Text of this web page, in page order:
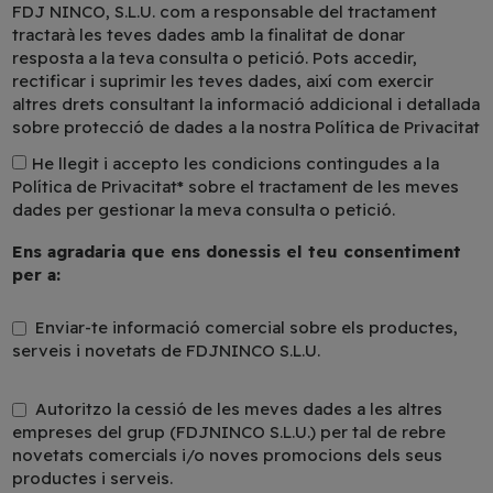
FDJ NINCO, S.L.U. com a responsable del tractament
tractarà les teves dades amb la finalitat de donar
resposta a la teva consulta o petició. Pots accedir,
rectificar i suprimir les teves dades, així com exercir
altres drets consultant la informació addicional i detallada
sobre protecció de dades a la nostra Política de Privacitat
He llegit i accepto les condicions contingudes a la
Política de Privacitat* sobre el tractament de les meves
dades per gestionar la meva consulta o petició.
Ens agradaria que ens donessis el teu consentiment
per a:
Enviar-te informació comercial sobre els productes,
serveis i novetats de FDJNINCO S.L.U.
Autoritzo la cessió de les meves dades a les altres
empreses del grup (FDJNINCO S.L.U.) per tal de rebre
novetats comercials i/o noves promocions dels seus
productes i serveis.